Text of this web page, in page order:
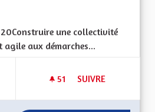
une collectivité
agile aux démarches...
51 51 ABONNÉS
SUIVRE